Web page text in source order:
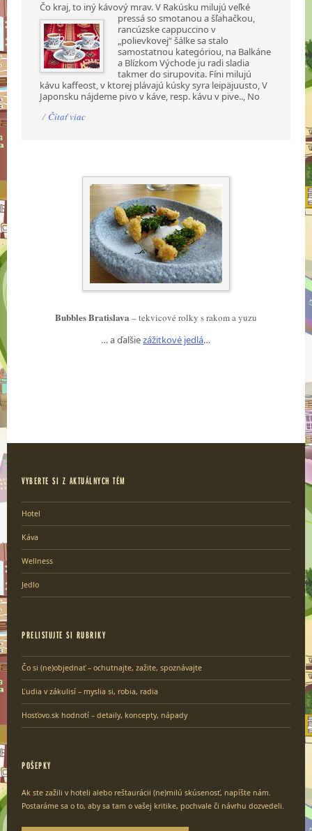
Čo kraj, to iný kávový mrav. V Rakúsku milujú veľké
pressá so smotanou a šľahačkou,
rancúzske cappuccino v
„polievkovej“ šálke sa stalo
samostatnou kategóriou, na Balkáne
a Blízkom Východe ju radi sladia
takmer do sirupovita. Fíni milujú
kávu kaffeost, v ktorej plávajú kúsky syra leipäjuusto, V
Japonsku nájdeme pivo v káve, resp. kávu v pive.., No
/ Čítať viac
Bubbles Bratislava – tekvicové rolky s rakom a yuzu
… a ďalšiezážitkové jedlá…
VYBERTE SI Z AKTUÁLNYCH TÉM
Hotel
Káva
Wellness
Jedlo
PRELISTUJTE SI RUBRIKY
Čo si (ne)objednať – ochutnajte, zažite, spoznávajte
Ľudia v zákulisí – myslia si, robia, radia
Hosťovo.sk hodnotí – detaily, koncepty, nápady
POŠEPKY
Ak ste zažili v hoteli alebo reštaurácii (ne)milú skúsenosť, napíšte nám.
Postaráme sa o to, aby sa tam o vašej kritike, pochvale či návrhu dozvedeli.